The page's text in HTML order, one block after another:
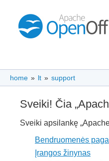
home » lt » support
Sveiki! Čia
Sveiki apsilankę
Bendruomenės
Įrangos žinynas